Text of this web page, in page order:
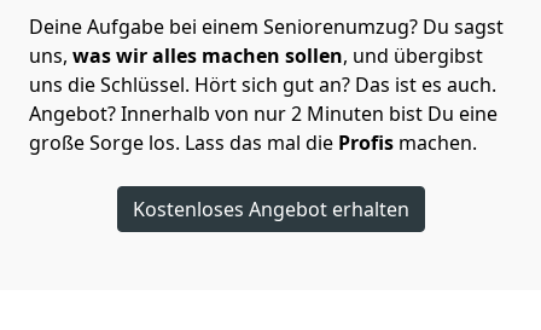
Deine Aufgabe bei einem Seniorenumzug? Du sagst
uns, was wir alles machen sollen, und übergibst
uns die Schlüssel. Hört sich gut an? Das ist es auch.
Angebot? Innerhalb von nur 2 Minuten bist Du eine
große Sorge los. Lass das mal die Profis machen.
Kostenloses Angebot erhalten